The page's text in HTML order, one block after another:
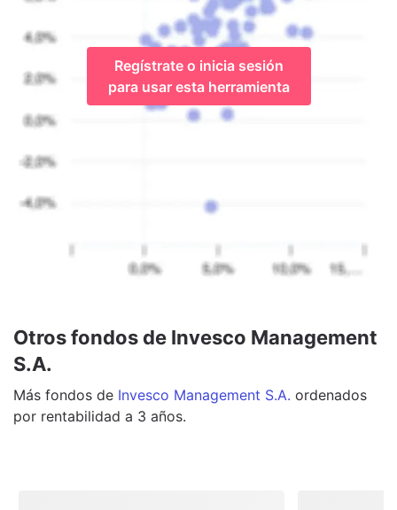
Regístrate o inicia sesión
para usar esta herramienta
Otros fondos de Invesco Management
S.A.
Más fondos de Invesco Management S.A. ordenados
por rentabilidad a 3 años.